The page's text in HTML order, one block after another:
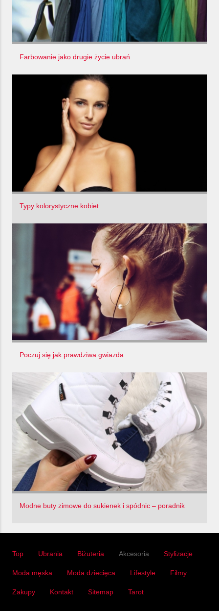
Farbowanie jako drugie życie ubrań
Typy kolorystyczne kobiet
Poczuj się jak prawdziwa gwiazda
Modne buty zimowe do sukienek i spódnic – poradnik
Top Ubrania Biżuteria Akcesoria Stylizacje
Moda męska Moda dziecięca Lifestyle Filmy
Zakupy Kontakt Sitemap Tarot